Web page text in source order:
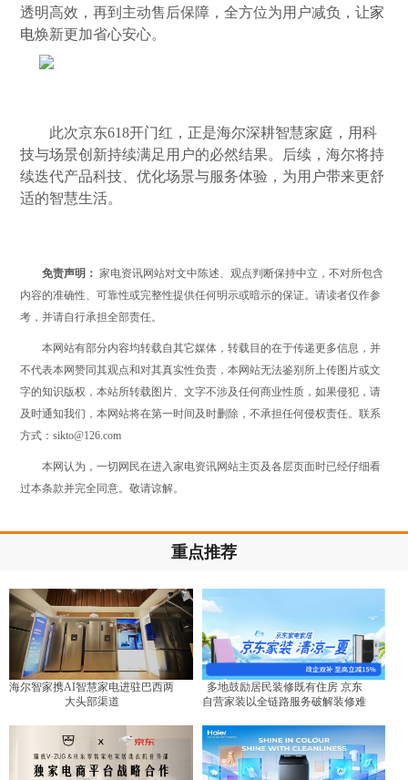
透明高效，再到主动售后保障，全方位为用户减负，让家
电焕新更加省心安心。
此次京东618开门红，正是海尔深耕智慧家庭，用科
技与场景创新持续满足用户的必然结果。后续，海尔将持
续迭代产品科技、优化场景与服务体验，为用户带来更舒
适的智慧生活。
免责声明： 家电资讯网站对文中陈述、观点判断保持中立，不对所包含
内容的准确性、可靠性或完整性提供任何明示或暗示的保证。请读者仅作参
考，并请自行承担全部责任。
本网站有部分内容均转载自其它媒体，转载目的在于传递更多信息，并
不代表本网赞同其观点和对其真实性负责，本网站无法鉴别所上传图片或文
字的知识版权，本站所转载图片、文字不涉及任何商业性质，如果侵犯，请
及时通知我们，本网站将在第一时间及时删除，不承担任何侵权责任。联系
方式：sikto@126.com
本网认为，一切网民在进入家电资讯网站主页及各层页面时已经仔细看
过本条款并完全同意。敬请谅解。
重点推荐
海尔智家携AI智慧家电进驻巴西两
大头部渠道
多地鼓励居民装修既有住房 京东
自营家装以全链路服务破解装修难